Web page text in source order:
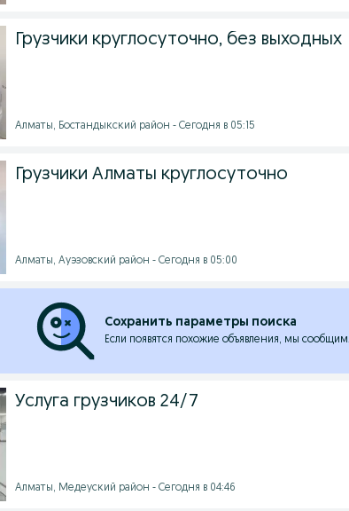
Грузчики круглосуточно, без выходных
Алматы, Бостандыкский район - Сегодня в 05:15
Грузчики Алматы круглосуточно
Алматы, Ауэзовский район - Сегодня в 05:00
Сохранить параметры поиска
Если появятся похожие объявления, мы сообщим.
Услуга грузчиков 24/7
Алматы, Медеуский район - Сегодня в 04:46